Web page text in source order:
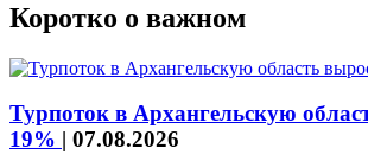
Коротко о важном
Турпоток в Архангельскую
19% | 07.08.2026